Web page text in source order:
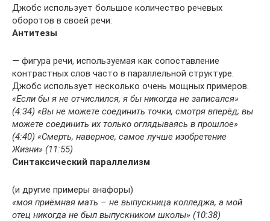
Джобс использует большое количество речевых
оборотов в своей речи:
Антитезы
— фигура речи, используемая как сопоставление
контрастных слов часто в параллельной структуре.
Джобс использует несколько очень мощных примеров.
«Если бы я не отчислился, я бы никогда не записался»
(4:34) «Вы не можете соединить точки, смотря вперёд; вы
можете соединить их только оглядываясь в прошлое»
(4:40) «Смерть, наверное, самое лучше изобретение
Жизни» (11:55)
Синтаксический параллелизм
(и другие примеры анафоры)
«моя приёмная мать – не выпускница колледжа, а мой
отец никогда не был выпускником школы» (10:38)